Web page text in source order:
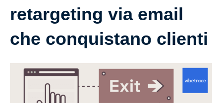
retargeting via email
che conquistano clienti